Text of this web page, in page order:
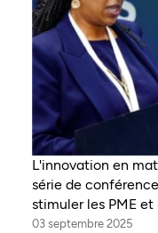
L'innovation en
série de
stimuler les PME
03 septembre 2025